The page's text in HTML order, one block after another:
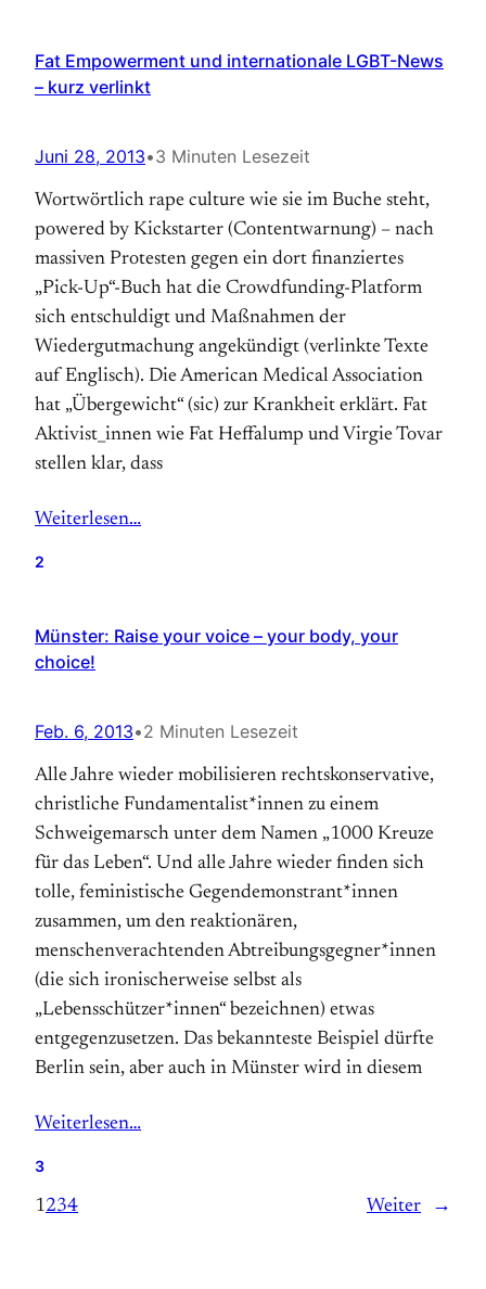
Fat Empowerment und internationale LGBT-News
– kurz verlinkt
Juni 28, 2013•3 Minuten Lesezeit
Wortwörtlich rape culture wie sie im Buche steht,
powered by Kickstarter (Contentwarnung) – nach
massiven Protesten gegen ein dort finanziertes
„Pick-Up“-Buch hat die Crowdfunding-Platform
sich entschuldigt und Maßnahmen der
Wiedergutmachung angekündigt (verlinkte Texte
auf Englisch). Die American Medical Association
hat „Übergewicht“ (sic) zur Krankheit erklärt. Fat
Aktivist_innen wie Fat Heffalump und Virgie Tovar
stellen klar, dass
Weiterlesen…
2
Münster: Raise your voice – your body, your
choice!
Feb. 6, 2013•2 Minuten Lesezeit
Alle Jahre wieder mobilisieren rechts­­kon­ser­vative,
christ­liche Fundamentalist­*innen zu einem
Schweigemarsch unter dem Namen „1000 Kreuze
für das Leben“. Und alle Jahre wieder finden sich
tolle, feministische Gegendemonstrant*innen
zusammen, um den reaktionären,
menschenverachtenden Abtreibungsgegner*innen
(die sich ironischerweise selbst als
„Lebensschützer*innen“ bezeichnen) etwas
entgegenzusetzen. Das bekannteste Beispiel dürfte
Berlin sein, aber auch in Münster wird in diesem
Weiterlesen…
3
1234 Weiter →